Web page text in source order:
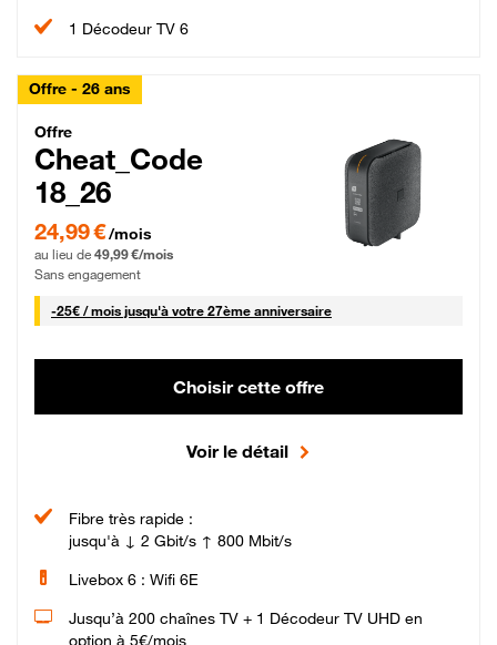
1 Décodeur TV 6
Offre - 26 ans
Cheat_Code Fibre_18_26
Offre
Cheat_Code
18_26
24,99 € par mois pendant 0 mois puis 49,99 € par mois, Sans engagement
24,99 €/mois
au lieu de 49,99 €/mois
Sans engagement
-25€ / mois25 € par mois
jusqu'à votre 27ème anniversaire
Choisir cette offre
Voir le détail
Fibre très rapide :
jusqu'à ↓ 2 Gbit/s ↑ 800 Mbit/s
Livebox 6 : Wifi 6E
Jusqu’à 200 chaînes TV + 1 Décodeur TV UHD en
option à 5€/mois